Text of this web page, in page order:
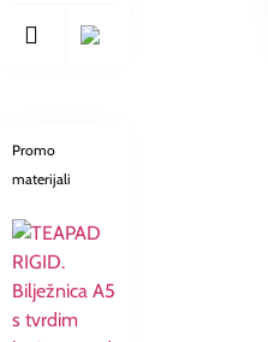
Promo
materijali